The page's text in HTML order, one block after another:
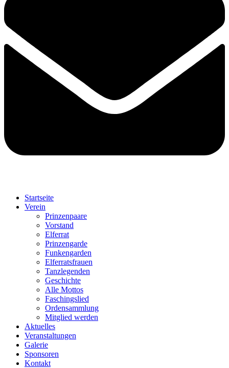
Startseite
Verein
Prinzenpaare
Vorstand
Elferrat
Prinzengarde
Funkengarden
Elferratsfrauen
Tanzlegenden
Geschichte
Alle Mottos
Faschingslied
Ordensammlung
Mitglied werden
Aktuelles
Veranstaltungen
Galerie
Sponsoren
Kontakt